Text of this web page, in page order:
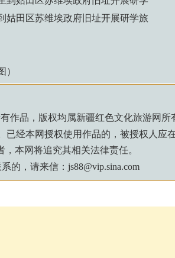
姑田区苏维埃政府旧址开展研学旅
）
作品，版权均属新疆红色文化旅游网 所
经本网授权使用作品的，被授权人应
，本网将追究其相关法律责任。
的，请来信：js88@vip.sina.com